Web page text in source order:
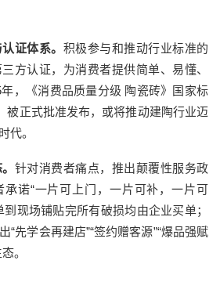
证体系。 积极参与和推动行业标准的
方认证，为消费者提供简单、易懂、
年，《消费品质量分级 陶瓷砖》国家标
被正式批准发布， 或将推动建陶行业迈
代。
针对消费者痛点，推出颠覆性服务政
承诺“一片可上门，一片可补，一片可
到现场铺贴完所有破损均由企业买单；
“先学会再建店”“签约赠客源”“爆品强赋
。